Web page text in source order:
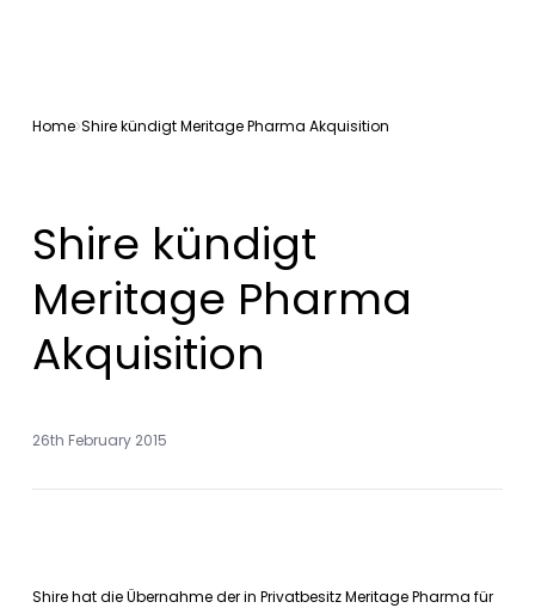
Home Shire kündigt Meritage Pharma Akquisition
Shire kündigt
Meritage Pharma
Akquisition
26th February 2015
Shire hat die Übernahme der in Privatbesitz Meritage Pharma für